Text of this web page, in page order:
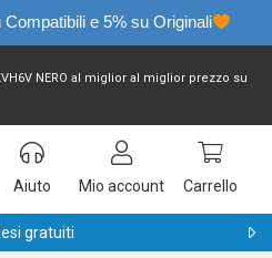
Compatibili e 5% su Originali
NERO al miglior al miglior prezzo su
Aiuto
Mio account Carrello
24 mesi